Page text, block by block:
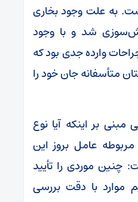
به علت وجود بخاری
شد و با وجود
وارده جدی بود که
متأسفانه جان خود را
بر اینکه آیا نوع
عامل بروز این
موردی را تأیید
موارد با دقت بررسی